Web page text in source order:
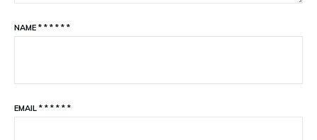
NAME * * * * * *
EMAIL * * * * * *